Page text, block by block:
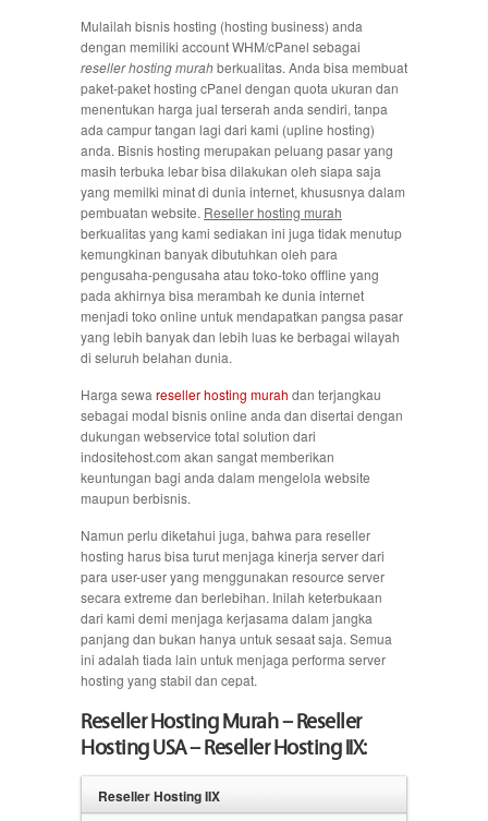
Mulailah bisnis hosting (hosting business) anda
dengan memiliki account WHM/cPanel sebagai
reseller hosting murahberkualitas. Anda bisa membuat
paket-paket hosting cPanel dengan quota ukuran dan
menentukan harga jual terserah anda sendiri, tanpa
ada campur tangan lagi dari kami (upline hosting)
anda. Bisnis hosting merupakan peluang pasar yang
masih terbuka lebar bisa dilakukan oleh siapa saja
yang memilki minat di dunia internet, khususnya dalam
pembuatan website. Reseller hosting murah
berkualitas yang kami sediakan ini juga tidak menutup
kemungkinan banyak dibutuhkan oleh para
pengusaha-pengusaha atau toko-toko offline yang
pada akhirnya bisa merambah ke dunia internet
menjadi toko online untuk mendapatkan pangsa pasar
yang lebih banyak dan lebih luas ke berbagai wilayah
di seluruh belahan dunia.
Harga sewa reseller hosting murah dan terjangkau
sebagai modal bisnis online anda dan disertai dengan
dukungan webservice total solution dari
indositehost.com akan sangat memberikan
keuntungan bagi anda dalam mengelola website
maupun berbisnis.
Namun perlu diketahui juga, bahwa para reseller
hosting harus bisa turut menjaga kinerja server dari
para user-user yang menggunakan resource server
secara extreme dan berlebihan. Inilah keterbukaan
dari kami demi menjaga kerjasama dalam jangka
panjang dan bukan hanya untuk sesaat saja. Semua
ini adalah tiada lain untuk menjaga performa server
hosting yang stabil dan cepat.
Reseller Hosting Murah – Reseller
Hosting USA – Reseller Hosting IIX:
Reseller Hosting IIX